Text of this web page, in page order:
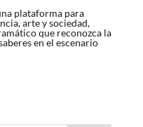
plataforma para
arte y sociedad,
que reconozca la
en el escenario